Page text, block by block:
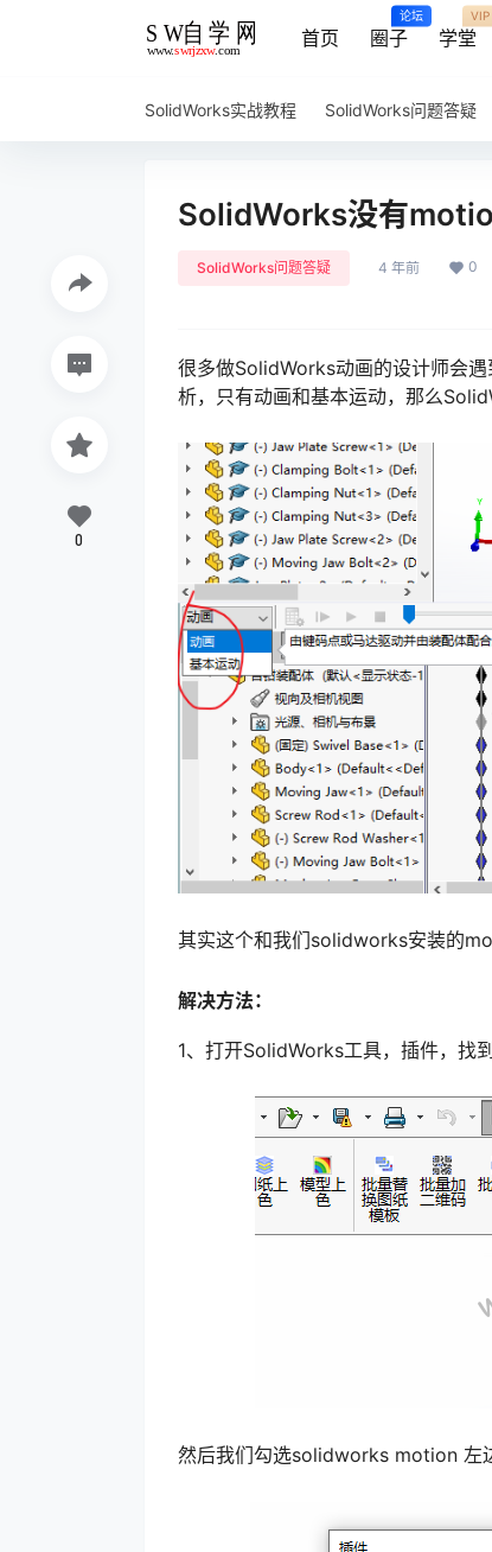
首页 圈子
论坛
学堂
VIP
SolidWorks实战教程 SolidWorks问题答疑
SolidWorks没有
SolidWorks问题答疑 4 年前 0
很多做SolidWorks动画的设计师会
析，只有动画和基本运动，那么
其实这个和我们solidworks安装的
解决方法：
1、打开SolidWorks工具，插件，
然后我们勾选solidworks motion 左
0